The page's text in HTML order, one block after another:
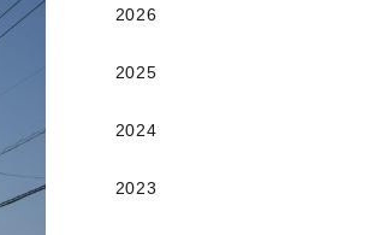
2026
2025
2024
2023